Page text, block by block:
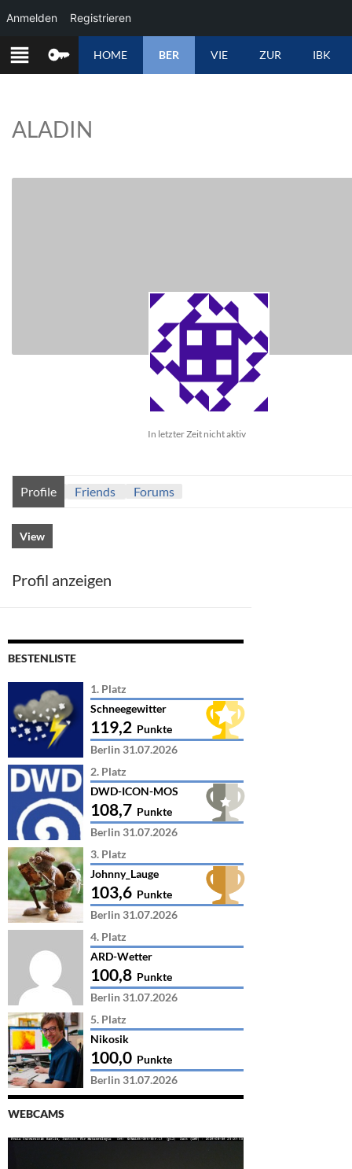
ZUM
INHALT
HOME BER VIE ZUR IBK
ALADIN
In letzter Zeit nicht aktiv
Profile Friends Forums
View
Profil anzeigen
BESTENLISTE
1. Platz
Schneegewitter
119,2 Punkte
Berlin 31.07.2026
2. Platz
DWD-ICON-MOS
108,7 Punkte
Berlin 31.07.2026
3. Platz
Johnny_Lauge
103,6 Punkte
Berlin 31.07.2026
4. Platz
ARD-Wetter
100,8 Punkte
Berlin 31.07.2026
5. Platz
Nikosik
100,0 Punkte
Berlin 31.07.2026
WEBCAMS
Anmelden Registrieren